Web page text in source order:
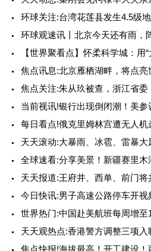
环球关注:台湾花莲县发生4.5级
环球观速讯丨北京今天还有雨，
【世界聚看点】怀柔科学城：用“
焦点讯息:北京雁栖湖畔，将点亮
焦点关注:朱从玖被查，浙江省委
当前视讯!银行出现倒闭潮！美参
每日看点!俄克里姆林宫遭无人机
天天滚动:大暴雨、冰雹、雷暴
全球速看:分享美景！新疆赛里木
天天报道:王府井、西单、前门将
今日快讯:男子高速公路停车开视
世界热门:中国赴美航班每周增至
天天观热点:香港警方调整三项入
焦点快报!海拔最高！开工建设！